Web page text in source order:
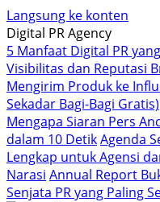
Langsung ke konten
Digital PR Agency
5 Manfaat Digital PR
Visibilitas dan Reputasi
Mengirim Produk ke
Sekadar Bagi-Bagi Gratis)
Mengapa Siaran Pers
dalam 10 DetikAgenda
Lengkap untuk Agensi
Narasi Annual Report
Senjata PR yang Paling